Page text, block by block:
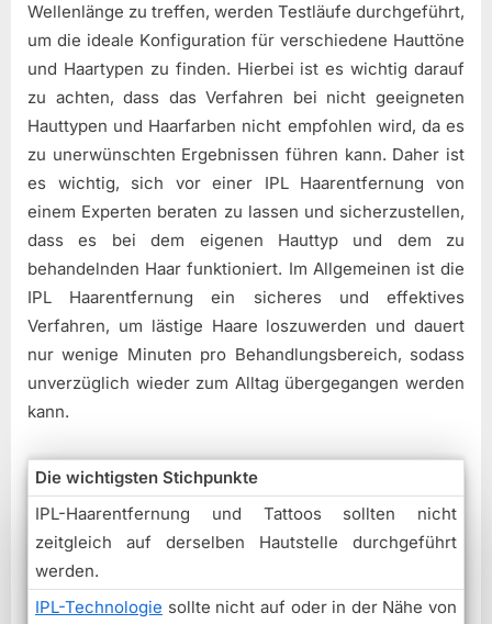
Wellenlänge zu treffen, werden Testläufe durchgeführt,
um die ideale Konfiguration für verschiedene Hauttöne
und Haartypen zu finden. Hierbei ist es wichtig darauf
zu achten, dass das Verfahren bei nicht geeigneten
Hauttypen und Haarfarben nicht empfohlen wird, da es
zu unerwünschten Ergebnissen führen kann. Daher ist
es wichtig, sich vor einer IPL Haarentfernung von
einem Experten beraten zu lassen und sicherzustellen,
dass es bei dem eigenen Hauttyp und dem zu
behandelnden Haar funktioniert. Im Allgemeinen ist die
IPL Haarentfernung ein sicheres und effektives
Verfahren, um lästige Haare loszuwerden und dauert
nur wenige Minuten pro Behandlungsbereich, sodass
unverzüglich wieder zum Alltag übergegangen werden
kann.
Die wichtigsten Stichpunkte
IPL-Haarentfernung und Tattoos sollten nicht
zeitgleich auf derselben Hautstelle durchgeführt
werden.
IPL-Technologie sollte nicht auf oder in der Nähe von